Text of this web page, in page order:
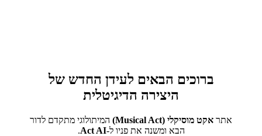
ברוכים הבאים לעידן החדש של
היצירה הדיגיטלית
אתר אקט מוסיקלי (Musical Act)
המיתולוגי מתקדם לדור
הבא ומשנה את פניו ל-Act AI
.